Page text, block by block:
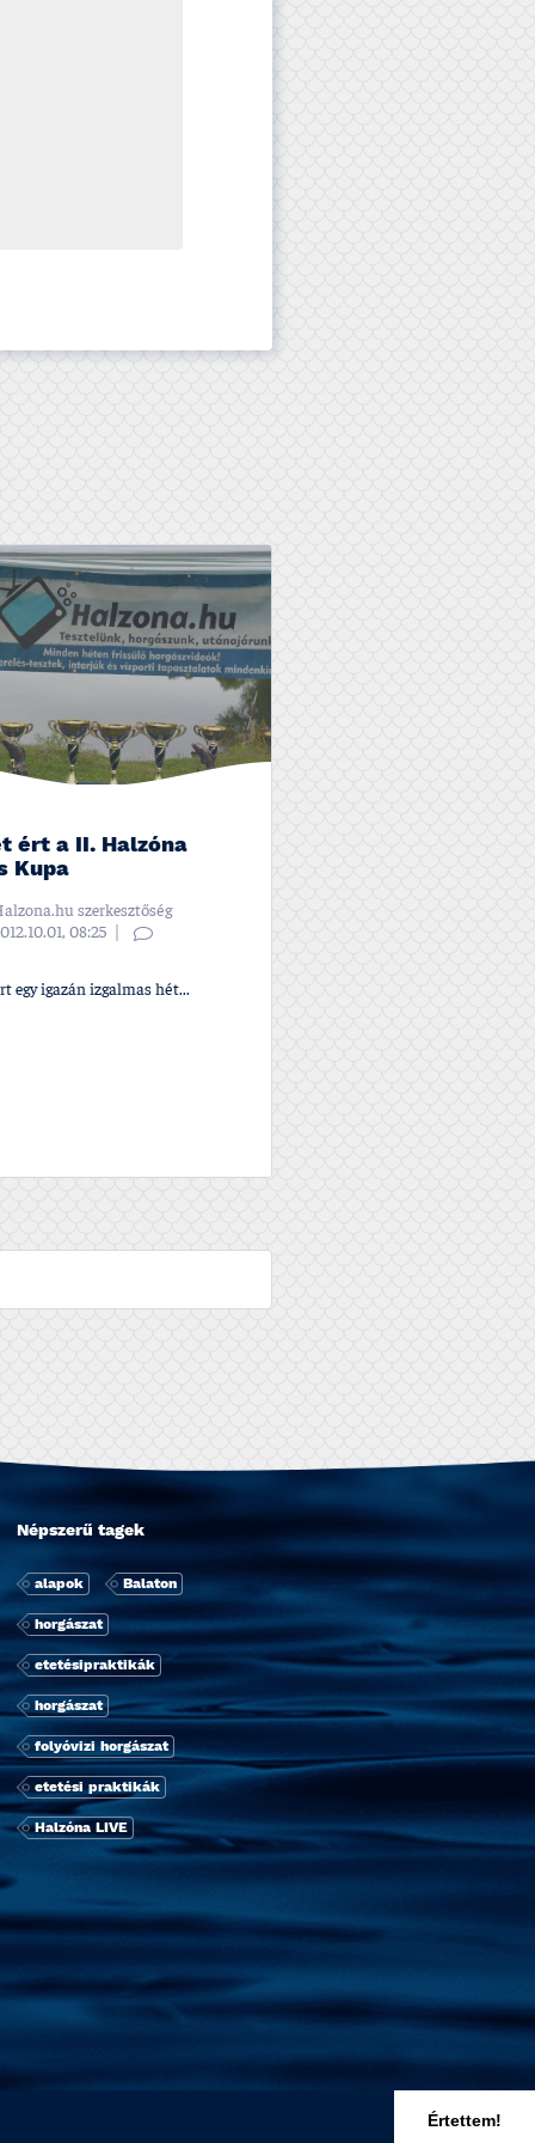
Értettem!
ért a II. Halzóna
Kupa
szerkesztőség
08:25
egy igazán izgalmas hét...
Népszerű tagek
alapok Balaton
horgászat
etetésipraktikák
horgászat
folyóvizi horgászat
etetési praktikák
Halzóna LIVE